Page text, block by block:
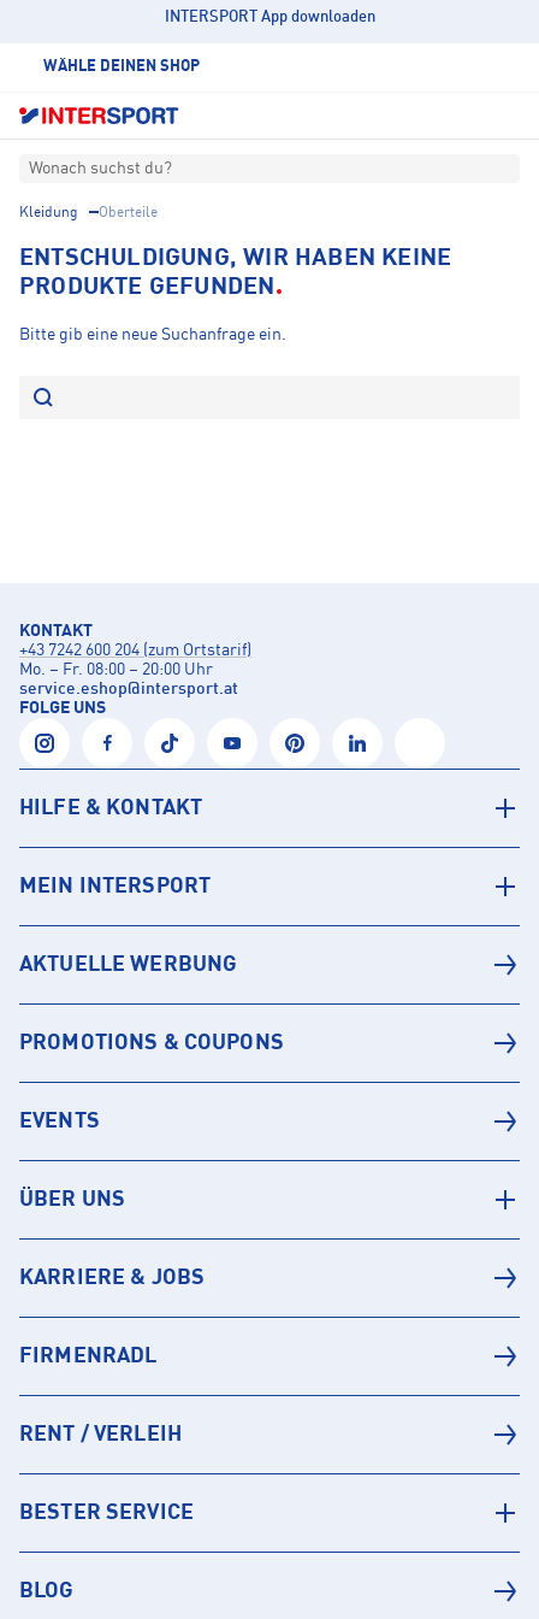
INTERSPORT App downloaden
WÄHLE DEINEN SHOP
Wonach suchst du?
Kleidung Oberteile
ENTSCHULDIGUNG, WIR HABEN KEINE
PRODUKTE GEFUNDEN
Bitte gib eine neue Suchanfrage ein.
KONTAKT
+43 7242 600 204 (zum Ortstarif)
Mo. – Fr. 08:00 – 20:00 Uhr
service.eshop@intersport.at
FOLGE UNS
HILFE & KONTAKT
MEIN INTERSPORT
AKTUELLE WERBUNG
PROMOTIONS & COUPONS
EVENTS
ÜBER UNS
KARRIERE & JOBS
FIRMENRADL
RENT / VERLEIH
BESTER SERVICE
BLOG